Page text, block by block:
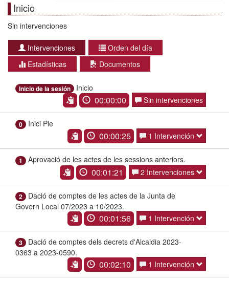
Inicio
Sin intervenciones
Intervenciones
Orden del día
Estadísticas
Documentos
Inicio de la sesión Inicio
00:00:00 Sin intervenciones
0 Inici Ple
00:00:25 1 Intervención
1 Aprovació de les actes de les sessions anteriors.
00:01:21 2 Intervenciones
2
Dació de comptes de les actes de la Junta de
Govern Local 07/2023 a 10/2023.
00:01:56 1 Intervención
3
Dació de comptes dels decrets d'Alcaldia 2023-
0363 a 2023-0590.
00:02:10 1 Intervención